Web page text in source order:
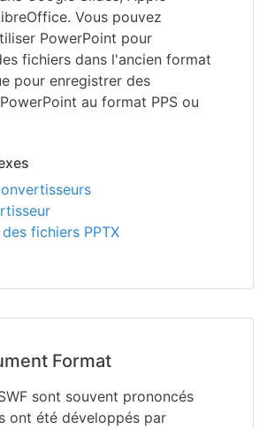
Vous pouvez
PowerPoint pour
fichiers dans l'ancien format
pour enregistrer des
au format PPS ou
fichiers PPTX
Format
sont souvent prononcés
ont été développés par